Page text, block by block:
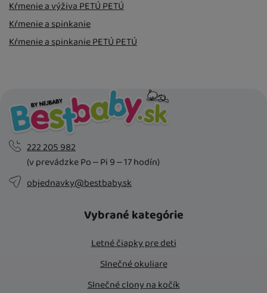
Kŕmenie a výživa PETÚ PETÚ
Kŕmenie a spinkanie
Kŕmenie a spinkanie PETÚ PETÚ
222 205 982
(v prevádzke Po – Pi 9 – 17 hodín)
objednavky@bestbaby.sk
Vybrané kategórie
Letné čiapky pre deti
Slnečné okuliare
Slnečné clony na kočík